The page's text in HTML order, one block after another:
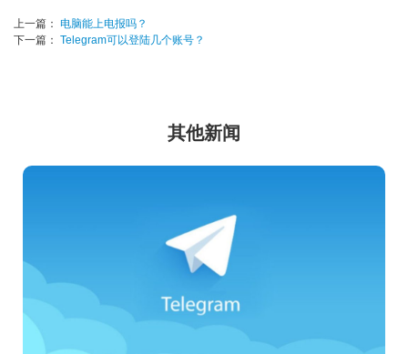
上一篇： 电脑能上电报吗？
下一篇： Telegram可以登陆几个账号？
其他新闻